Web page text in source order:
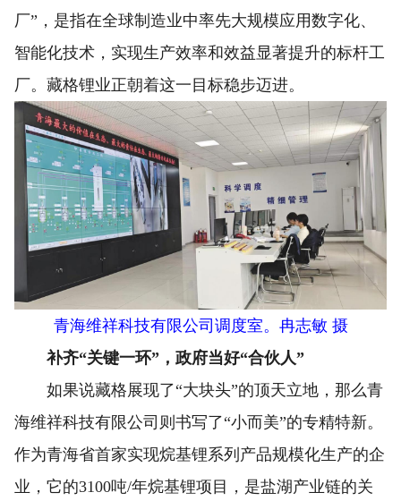
厂”，是指在全球制造业中率先大规模应用数字化、
智能化技术，实现生产效率和效益显著提升的标杆工
厂。藏格锂业正朝着这一目标稳步迈进。
青海维祥科技有限公司调度室。冉志敏 摄
补齐“关键一环”，政府当好“合伙人”
如果说藏格展现了“大块头”的顶天立地，那么青
海维祥科技有限公司则书写了“小而美”的专精特新。
作为青海省首家实现烷基锂系列产品规模化生产的企
业，它的3100吨/年烷基锂项目，是盐湖产业链的关